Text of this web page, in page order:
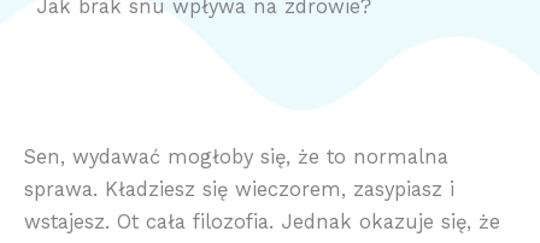
Jak brak snu wpływa na zdrowie?
Sen, wydawać mogłoby się, że to normalna
sprawa. Kładziesz się wieczorem, zasypiasz i
wstajesz. Ot cała filozofia. Jednak okazuje się, że